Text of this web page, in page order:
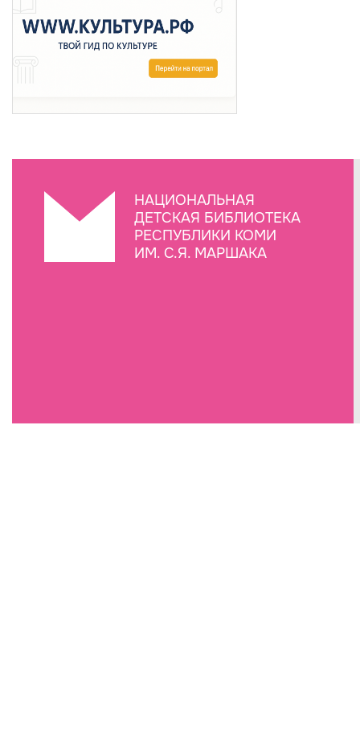
НАЦИОНАЛЬНАЯ
ДЕТСКАЯ БИБЛИОТЕКА
РЕСПУБЛИКИ КОМИ
ИМ. С.Я. МАРШАКА